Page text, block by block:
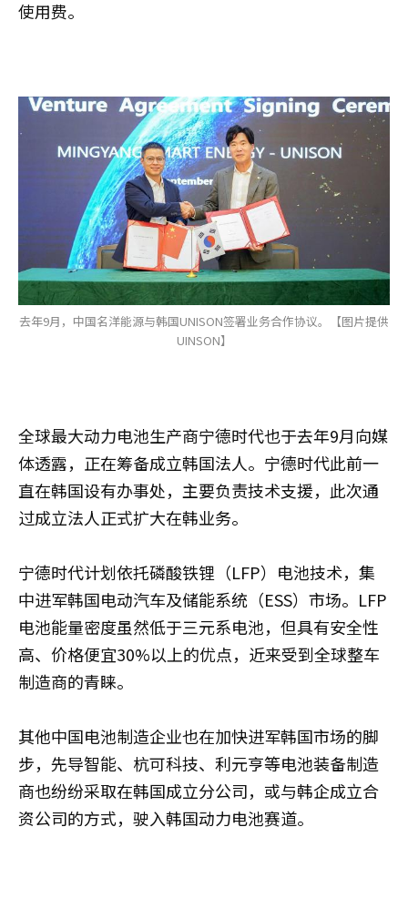
使用费。
去年9月，中国名洋能源与韩国UNISON签署业务合作协议。【图片提供
UINSON】
全球最大动力电池生产商宁德时代也于去年9月向媒
体透露，正在筹备成立韩国法人。宁德时代此前一
直在韩国设有办事处，主要负责技术支援，此次通
过成立法人正式扩大在韩业务。
宁德时代计划依托磷酸铁锂（LFP）电池技术，集
中进军韩国电动汽车及储能系统（ESS）市场。LFP
电池能量密度虽然低于三元系电池，但具有安全性
高、价格便宜30%以上的优点，近来受到全球整车
制造商的青睐。
其他中国电池制造企业也在加快进军韩国市场的脚
步，先导智能、杭可科技、利元亨等电池装备制造
商也纷纷采取在韩国成立分公司，或与韩企成立合
资公司的方式，驶入韩国动力电池赛道。